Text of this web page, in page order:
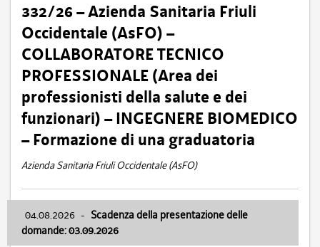
332/26 – Azienda Sanitaria Friuli
Occidentale (AsFO) –
COLLABORATORE TECNICO
PROFESSIONALE (Area dei
professionisti della salute e dei
funzionari) – INGEGNERE BIOMEDICO
– Formazione di una graduatoria
Azienda Sanitaria Friuli Occidentale (AsFO)
04.08.2026 - Scadenza della presentazione delle
domande: 03.09.2026